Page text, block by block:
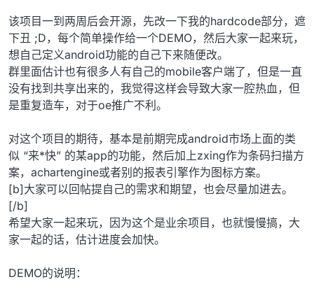
该项目一到两周后会开源，先改一下我的hardcode部分，遮
下丑 ;D，每个简单操作给一个DEMO，然后大家一起来玩，
想自己定义android功能的自己下来随便改。
群里面估计也有很多人有自己的mobile客户端了，但是一直
没有找到共享出来的，我觉得这样会导致大家一腔热血，但
是重复造车，对于oe推广不利。
对这个项目的期待，基本是前期完成android市场上面的类
似 “来*快” 的某app的功能，然后加上zxing作为条码扫描方
案，achartengine或者别的报表引擎作为图标方案。
[b]大家可以回帖提自己的需求和期望，也会尽量加进去。
[/b]
希望大家一起来玩，因为这个是业余项目，也就慢慢搞，大
家一起的话，估计进度会加快。
DEMO的说明：